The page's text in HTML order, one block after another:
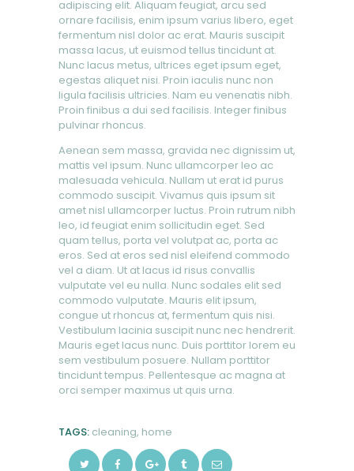
adipiscing elit. Aliquam feugiat, arcu sed
ornare facilisis, enim ipsum varius libero, eget
fermentum nisl dolor ac erat. Mauris suscipit
massa lacus, ut euismod tellus tincidunt at.
Nunc lacus metus, ultrices eget ipsum eget,
egestas aliquet nisi. Proin iaculis nunc non
ligula facilisis ultricies. Nam eu venenatis nibh.
Proin finibus a dui sed facilisis. Integer finibus
pulvinar rhoncus.
Aenean sem massa, gravida nec dignissim ut,
mattis vel ipsum. Nunc ullamcorper leo ac
malesuada vehicula. Nullam ut erat id purus
commodo suscipit. Vivamus quis ipsum sit
amet nisl ullamcorper luctus. Proin rutrum nibh
leo, id feugiat enim sollicitudin eget. Sed
quam tellus, porta vel volutpat ac, porta ac
eros. Sed at eros sed nisl eleifend commodo
vel a diam. Ut at lacus id risus convallis
vulputate vel eu nulla. Nunc sodales elit sed
commodo vulputate. Mauris elit ipsum,
congue ut rhoncus at, fermentum quis nisi.
Vestibulum lacinia suscipit nunc nec hendrerit.
Mauris eget lacus nunc. Duis porttitor lorem eu
sem vestibulum posuere. Nullam porttitor
tincidunt tempus. Pellentesque ac magna at
orci semper maximus ut quis urna.
TAGS: cleaning, home